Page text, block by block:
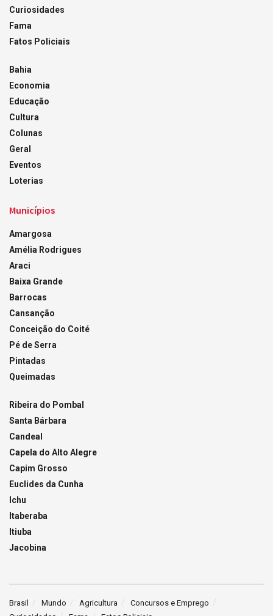
Curiosidades
Fama
Fatos Policiais
Bahia
Economia
Educação
Cultura
Colunas
Geral
Eventos
Loterias
Municípios
Amargosa
Amélia Rodrigues
Araci
Baixa Grande
Barrocas
Cansanção
Conceição do Coité
Pé de Serra
Pintadas
Queimadas
Ribeira do Pombal
Santa Bárbara
Candeal
Capela do Alto Alegre
Capim Grosso
Euclides da Cunha
Ichu
Itaberaba
Itiuba
Jacobina
Brasil Mundo Agricultura
Concursos e Emprego